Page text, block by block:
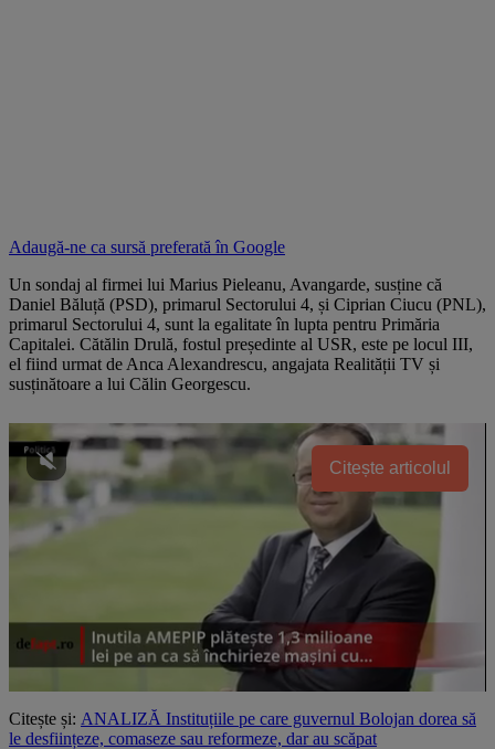
Adaugă-ne ca sursă preferată în Google
Un sondaj al firmei lui Marius Pieleanu, Avangarde, susține că
Daniel Băluță (PSD), primarul Sectorului 4, și Ciprian Ciucu (PNL),
primarul Sectorului 4, sunt la egalitate în lupta pentru Primăria
Capitalei. Cătălin Drulă, fostul președinte al USR, este pe locul III,
el fiind urmat de Anca Alexandrescu, angajata Realității TV și
susținătoare a lui Călin Georgescu.
Citește articolul
Citește și: ANALIZĂ Instituțiile pe care guvernul Bolojan dorea să
le desființeze, comaseze sau reformeze, dar au scăpat